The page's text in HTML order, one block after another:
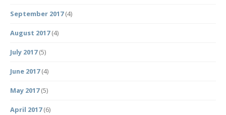
September 2017(4)
August 2017(4)
July 2017(5)
June 2017(4)
May 2017(5)
April 2017(6)